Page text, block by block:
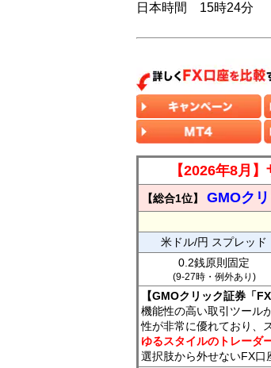
日本時間 15時24分
【2026年8月
【総合1位】 GMOクリ
米ドル/円 スプレッド
0.2銭原則固定
(9-27時・例外あり)
【GMOクリック証券「
機能性の高い取引ツール
性が非常に優れており、
ゆるスタイルのトレーダ
選択肢から外せないFX口